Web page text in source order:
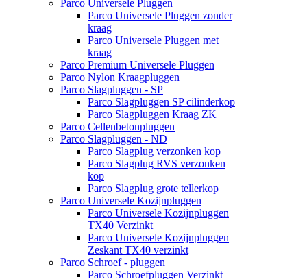
Parco Universele Pluggen
Parco Universele Pluggen zonder
kraag
Parco Universele Pluggen met
kraag
Parco Premium Universele Pluggen
Parco Nylon Kraagpluggen
Parco Slagpluggen - SP
Parco Slagpluggen SP cilinderkop
Parco Slagpluggen Kraag ZK
Parco Cellenbetonpluggen
Parco Slagpluggen - ND
Parco Slagplug verzonken kop
Parco Slagplug RVS verzonken
kop
Parco Slagplug grote tellerkop
Parco Universele Kozijnpluggen
Parco Universele Kozijnpluggen
TX40 Verzinkt
Parco Universele Kozijnpluggen
Zeskant TX40 verzinkt
Parco Schroef - pluggen
Parco Schroefpluggen Verzinkt